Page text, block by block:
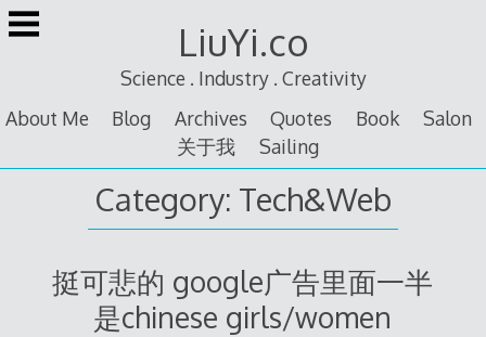
Skip
to
LiuYi.co
Science . Industry . Creativity
About Me
Blog Archives Quotes Book
Salon
关于我
Sailing
Category: Tech&Web
挺可悲的 google广告里面一半
是chinese girls/women